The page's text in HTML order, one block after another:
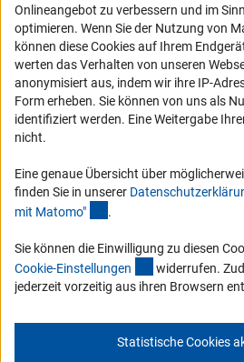
Erklärung zur Barrierefreiheit
Barriere melden
DFG-aktuell
Erhalten Sie Neuigkeiten aus der DFG
schauen Sie sich die Ausgaben online an.
Zum Newsletter
Impressum Datenschutz Cookie-
Service
Onlineangebot zu verbessern und im
optimieren. Wenn Sie der Nutzung von
können diese Cookies auf Ihrem
werten das Verhalten von unseren
anonymisiert aus, indem wir ihre IP-
Form erheben. Sie können von uns als
identifiziert werden. Eine Weitergabe
nicht.
Eine genaue Übersicht über
finden Sie in unserer
mit Matomo" .
Sie können die Einwilligung zu diesen
Cookie-Einstellungen (interner Link)
widerrufen.
jederzeit vorzeitig aus ihren Browsern
Statistische Cookies